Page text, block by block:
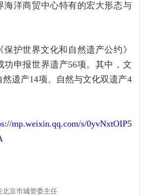
海洋商贸中心特有的宏大形态与
保护世界文化和自然遗产公约》
功申报世界遗产56项。其中，文
然遗产14项、自然与文化双遗产4
mp.weixin.qq.com/s/0yvNxtOIP5
北京市城管委主任